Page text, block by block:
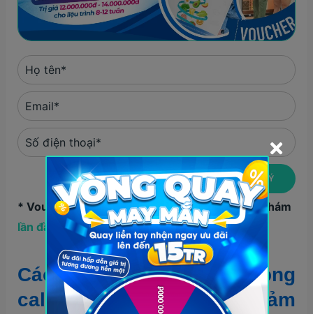
* Voucher chỉ áp dụng cho khách hàng thăm khám
lần đầu tiêntại Phòng khámMedFit
Cách sử dụng Pepsi không
calo trong chế độ ăn giảm